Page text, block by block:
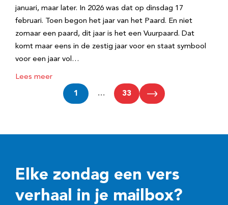
januari, maar later. In 2026 was dat op dinsdag 17
februari. Toen begon het jaar van het Paard. En niet
zomaar een paard, dit jaar is het een Vuurpaard. Dat
komt maar eens in de zestig jaar voor en staat symbool
voor een jaar vol…
Lees meer
1 … 33
Elke zondag een vers
verhaal in je mailbox?